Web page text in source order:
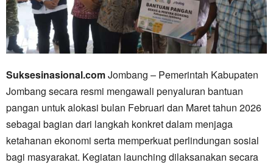
Suksesinasional.comJombang – Pemerintah Kabupaten
Jombang secara resmi mengawali penyaluran bantuan
pangan untuk alokasi bulan Februari dan Maret tahun 2026
sebagai bagian dari langkah konkret dalam menjaga
ketahanan ekonomi serta memperkuat perlindungan sosial
bagi masyarakat. Kegiatan launching dilaksanakan secara